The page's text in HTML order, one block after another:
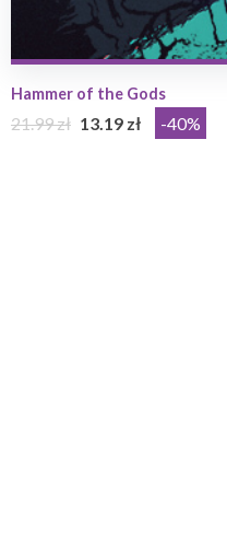
Hammer of the Gods
21.99 zł 13.19 zł -40%